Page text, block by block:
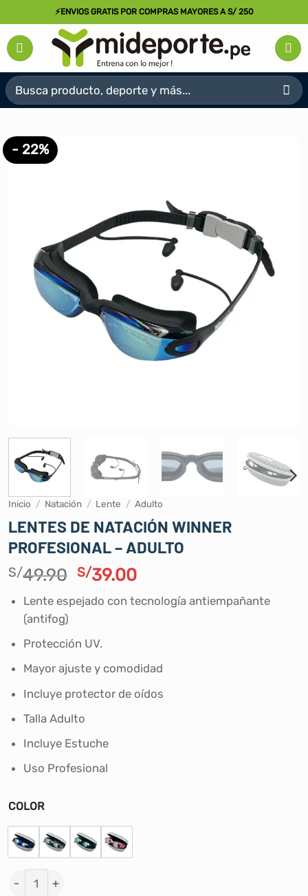
al
contenido
⚡ENVIOS GRATIS POR COMPRAS MAYORES A S/ 250
Buscar
por:
- 22%
Inicio / Natación / Lente / Adulto
LENTES DE NATACIÓN WINNER
PROFESIONAL – ADULTO
S/49.90 El
original
S/49.90.
S/39.00El
precio
actual
Lente espejado con tecnología antiempañante
(antifog)
Protección UV.
Mayor ajuste y comodidad
Incluye protector de oídos
Talla Adulto
Incluye Estuche
Uso Profesional
COLOR
LENTES DE NATACIÓN WINNER PROFESIONAL -